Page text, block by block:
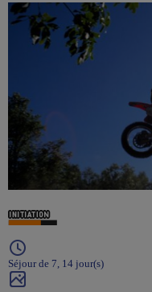
Séjour de 7, 14 jour(s)